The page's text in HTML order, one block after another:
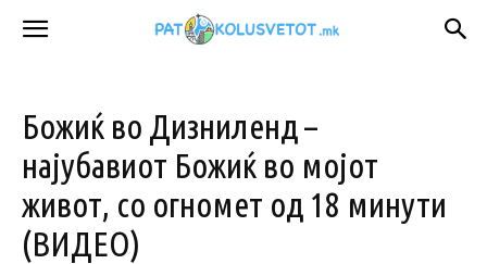
Божиќ во Дизниленд –
најубавиот Божиќ во мојот
живот, со огномет од 18 минути
(ВИДЕО)